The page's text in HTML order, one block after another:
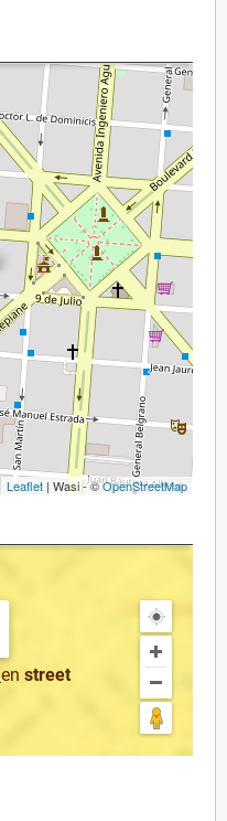
Leaflet | Wasi - ©OpenStreetMap
en street